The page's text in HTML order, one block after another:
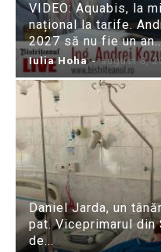
VIDEO: Aquabis, la
național la tarife.
2027 să nu fie un
Iulia Hoha - august 8,
Daniel Jarda, un
pat. Viceprimarul din
de...